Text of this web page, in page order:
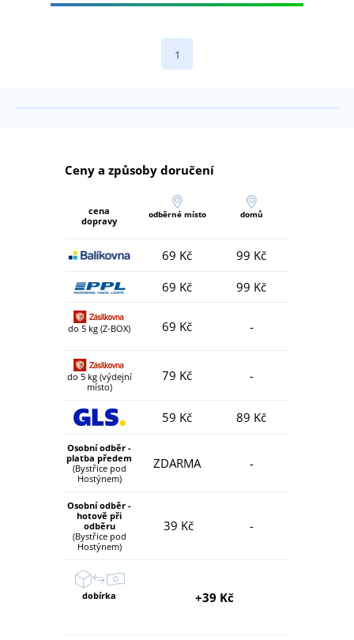
1
Ceny a způsoby doručení
cena
dopravy
odběrné místo domů
69 Kč
99 Kč
69 Kč
99 Kč
do 5 kg (Z-BOX) 69 Kč -
do 5 kg (výdejní
místo)
79 Kč -
59 Kč 89 Kč
Osobní odběr -
platba předem
(Bystřice pod
Hostýnem)
ZDARMA -
Osobní odběr -
hotově při
odběru
(Bystřice pod
Hostýnem)
39 Kč -
dobírka +39 Kč